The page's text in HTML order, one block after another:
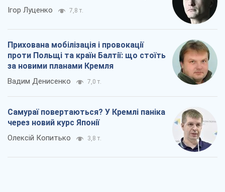
Ігор Луценко 7,8 т.
Прихована мобілізація і провокації
проти Польщі та країн Балтії: що стоїть
за новими планами Кремля
Вадим Денисенко 7,0 т.
Самураї повертаються? У Кремлі паніка
через новий курс Японії
Олексій Копитько 3,8 т.